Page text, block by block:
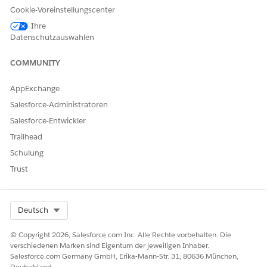
die Auflösungsgeschwindigkeit und -genauigkeit zu
erhöhen.
Proaktive Aktionen für IT-Services
eines Datensatzlebenszyklus zu verwalten. Wenn ein
Hintergrund ausgeführt, um Attribute zu validieren und
ähnliche Datensätze automatisch zuzuordnen. Die
proaktive Unterstützung generiert auch
Lösungszusammenfassungen und Servicepläne, um
Probleme zu vermeiden.
Proaktive Aktionen für die IT-Compliance
IT-Risikomanager verwenden proaktive Aktionen, um
Risiken zu analysieren, zu priorisieren und zu minimieren.
KONNTEN SIE IHR PROBLEM MITHILFE DIESES ARTIKELS
Cookie-Voreinstellungscenter
Ihre
Datenschutzauswahlen
COMMUNITY
AppExchange
Salesforce-Administratoren
Salesforce-Entwickler
Trailhead
Schulung
Trust
Deutsch
© Copyright 2026, Salesforce.com Inc. Alle Rechte vorbehalten. Die
verschiedenen Marken sind Eigentum der jeweiligen Inhaber.
Salesforce.com Germany GmbH, Erika-Mann-Str. 31, 80636 München,